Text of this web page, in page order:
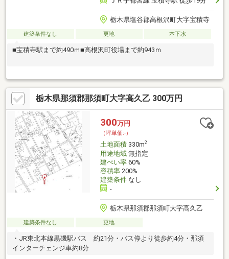
栃木県塩谷郡高根沢町大字宝積寺
建築条件なし 更地 本下水
■宝積寺駅まで約490ｍ■高根沢町役場まで約943ｍ
栃木県那須郡那須町大字高久乙 300万円
300万円
（坪単価:-）
土地面積330m2
用途地域無指定
建ぺい率60%
容積率200%
建築条件なし
-
栃木県那須郡那須町大字高久乙
建築条件なし 更地
・JR東北本線黒磯駅バス 約21分・バス停より徒歩約4分・那須
インターチェンジ車約8分